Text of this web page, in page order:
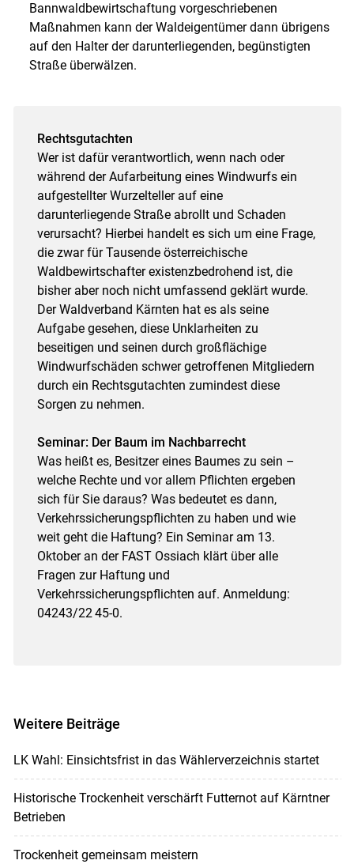
Bannwaldbewirtschaftung vorgeschriebenen
Maßnahmen kann der Waldeigentümer dann übrigens
auf den Halter der darunterliegenden, begünstigten
Straße überwälzen.
Rechtsgutachten
Wer ist dafür verantwortlich, wenn nach oder
während der Aufarbeitung eines Windwurfs ein
aufgestellter Wurzelteller auf eine
darunterliegende Straße abrollt und Schaden
verursacht? Hierbei handelt es sich um eine Frage,
die zwar für Tausende österreichische
Waldbewirtschafter existenzbedrohend ist, die
bisher aber noch nicht umfassend geklärt wurde.
Der Waldverband Kärnten hat es als seine
Aufgabe gesehen, diese Unklarheiten zu
beseitigen und seinen durch großflächige
Windwurfschäden schwer getroffenen Mitgliedern
durch ein Rechtsgutachten zumindest diese
Sorgen zu nehmen.
Seminar: Der Baum im Nachbarrecht
Was heißt es, Besitzer eines Baumes zu sein –
welche Rechte und vor allem Pflichten ergeben
sich für Sie daraus? Was bedeutet es dann,
Verkehrssicherungspflichten zu haben und wie
weit geht die Haftung? Ein Seminar am 13.
Oktober an der FAST Ossiach klärt über alle
Fragen zur Haftung und
Verkehrssicherungspflichten auf. Anmeldung:
04243/​22 45-0.
Weitere Beiträge
LK Wahl: Einsichtsfrist in das Wählerverzeichnis startet
Historische Trockenheit verschärft Futternot auf Kärntner
Betrieben
Trockenheit gemeinsam meistern